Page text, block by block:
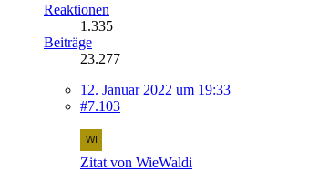
Reaktionen
1.335
Beiträge
23.277
12. Januar 2022 um 19:33
#7.103
Zitat von WieWaldi